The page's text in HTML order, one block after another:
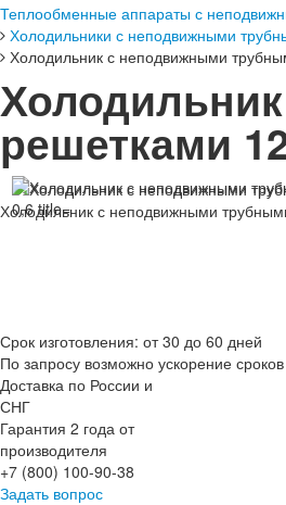
Теплообменные аппараты с
Холодильники с неподвижными
Холодильник с неподвижными
решетками
Холодильник с неподвижными
Срок изготовления: от 30 до 60 дней
По запросу возможно ускорение
Доставка по России и
СНГ
Гарантия 2 года от
производителя
+7 (800) 100-90-38
Задать вопрос